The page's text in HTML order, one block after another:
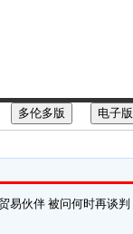
电子版
多伦多版
易伙伴 被问何时再谈判